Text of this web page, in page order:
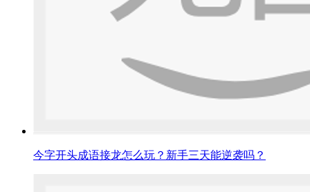
今字开头成语接龙怎么玩？新手三天能逆袭吗？